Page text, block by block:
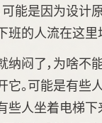
可能是因为设计
班的人流在这里
纳闷了，为啥不
它。可能是有些
些人坐着电梯下